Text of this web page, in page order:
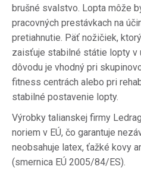
brušné svalstvo. Lopta môže
pracovných prestávkach na
pretiahnutie. Päť nožičiek,
zaisťuje stabilné státie lopty v
dôvodu je vhodný pri
fitness centrách alebo pri
stabilné postavenie lopty.
Výrobky talianskej firmy
noriem v EÚ, čo garantuje
neobsahuje latex, ťažké kovy
(smernica EÚ 2005/84/ES).